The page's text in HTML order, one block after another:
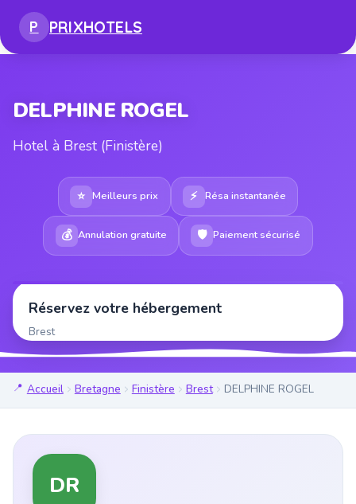
P PRIXHOTELS
DELPHINE ROGEL
Hotel à Brest (Finistère)
⭐ Meilleurs prix ⚡ Résa instantanée
💰 Annulation gratuite 🛡 Paiement sécurisé
Réservez votre hébergement
Brest
Accueil Bretagne Finistère Brest DELPHINE ROGEL
DR